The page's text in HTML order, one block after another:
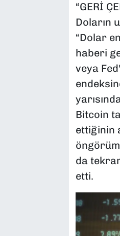
“GERİ
Doların
“Dolar
haberi
veya
Bitcoin
ettiğinin
da
etti.